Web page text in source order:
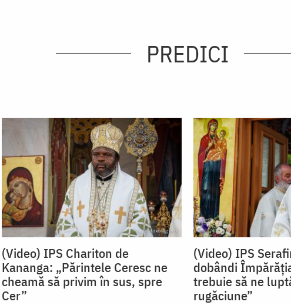
PREDICI
(Video) IPS Chariton de
Kananga: „Părintele Ceresc ne
cheamă să privim în sus, spre
Cer”
(Video) IPS
dobândi
trebuie să ne
rugăciune”